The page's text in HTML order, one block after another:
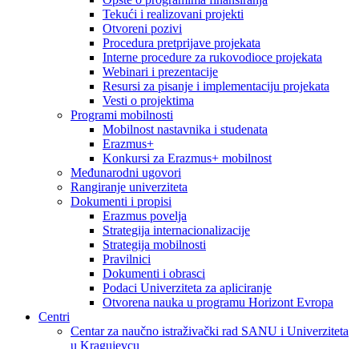
Tekući i realizovani projekti
Otvoreni pozivi
Procedura pretprijave projekata
Interne procedure za rukovodioce projekata
Webinari i prezentacije
Resursi za pisanje i implementaciju projekata
Vesti o projektima
Programi mobilnosti
Mobilnost nastavnika i studenata
Erazmus+
Konkursi za Erazmus+ mobilnost
Međunarodni ugovori
Rangiranje univerziteta
Dokumenti i propisi
Erazmus povelja
Strategija internacionalizacije
Strategija mobilnosti
Pravilnici
Dokumenti i obrasci
Podaci Univerziteta za apliciranje
Otvorena nauka u programu Horizont Evropa
Centri
Centar za naučno istraživački rad SANU i Univerziteta
u Kragujevcu